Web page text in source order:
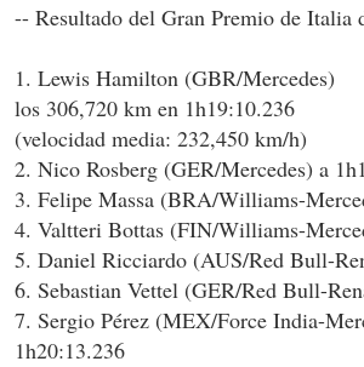
-- Resultado del Gran Premio de Italia
1. Lewis Hamilton (GBR/Mercedes)
los 306,720 km en 1h19:10.236
(velocidad media: 232,450 km/h)
2. Nico Rosberg (GER/Mercedes) a
3. Felipe Massa (BRA/Williams-
4. Valtteri Bottas (FIN/Williams-
5. Daniel Ricciardo (AUS/Red Bull-
6. Sebastian Vettel (GER/Red Bull-
7. Sergio Pérez (MEX/Force India-
1h20:13.236